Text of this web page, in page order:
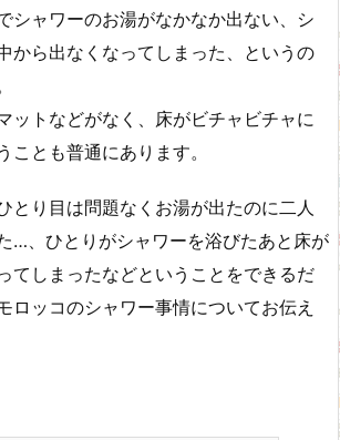
シャワーのお湯がなかなか出ない、シ
から出なくなってしまった、というの
ットなどがなく、床がビチャビチャに
ことも普通にあります。
とり目は問題なくお湯が出たのに二人
…、ひとりがシャワーを浴びたあと床が
てしまったなどということをできるだ
ロッコのシャワー事情についてお伝え